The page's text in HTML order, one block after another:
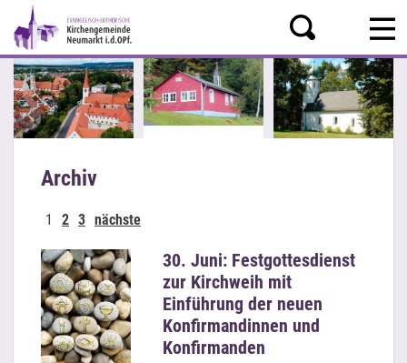
Archiv
1 2 3 nächste
30. Juni: Festgottesdienst
zur Kirchweih mit
Einführung der neuen
Konfirmandinnen und
Konfirmanden